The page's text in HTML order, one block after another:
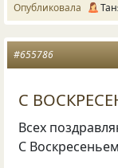
Опубликовала
#655786
С
Всех
С